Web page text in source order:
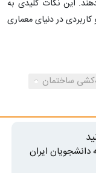
این نکات کلیدی به
در دنیای معماری
ساختمان
ایران